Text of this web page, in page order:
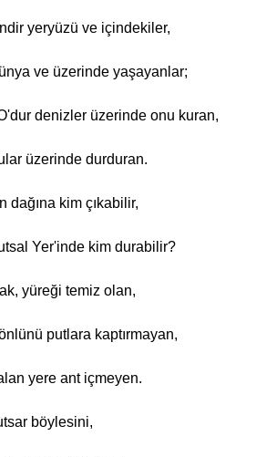
yeryüzü ve içindekiler,
ve üzerinde yaşayanlar;
denizler üzerinde onu kuran,
üzerinde durduran.
dağına kim çıkabilir,
Yer'inde kim durabilir?
yüreği temiz olan,
putlara kaptırmayan,
yere ant içmeyen.
böylesini,